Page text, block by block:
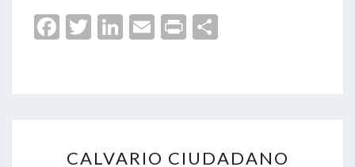
Fa
o
o
k
T
er
Li
dI
n
E
l
Pr
p
ar
tir
CIUDADANO
CALVARIO CIUDADANO